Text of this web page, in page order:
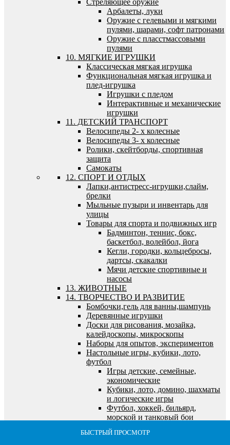
БЫСТРЫЙ ПРОСМОТР
БЫСТРЫЙ ПРОСМОТР
БЫСТРЫЙ ПРОСМОТР
БЫСТРЫЙ ПРОСМОТР
БЫСТРЫЙ ПРОСМОТР
Арбалеты, луки
Оружие с гелевыми и мягкими
пулями, шарами, софт патронами
Оружие с пласстмассовыми
пулями
10. МЯГКИЕ ИГРУШКИ
Классическая мягкая игрушка
Функциональная мягкая игрушка и
плед-игрушка
Игрушки с пледом
Интерактивные и механические
игрушки
11. ДЕТСКИЙ ТРАНСПОРТ
Велосипеды 2- х колесные
Велосипеды 3- х колесные
Ролики, скейтборды, спортивная
защита
Самокаты
12. СПОРТ И ОТДЫХ
Лапки,антистресс-игрушки,слайм,
брелки
Мыльные пузыри и инвентарь для
улицы
Товары для спорта и подвижных игр
Бадминтон, теннис, бокс,
баскетбол, волейбол, йога
Кегли, городки, кольцебросы,
дартсы, скакалки
Мячи детские спортивные и
насосы
13. ЖИВОТНЫЕ
14. ТВОРЧЕСТВО И РАЗВИТИЕ
Бомбочки,гель для ванны,шампунь
Деревянные игрушки
Доски для рисования, мозайка,
калейдоскопы, микроскопы
Наборы для опытов, экспериментов
Настольные игры, кубики, лото,
футбол
Игры детские, семейные,
экономические
Кубики, лото, домино, шахматы
и логические игры
Футбол, хоккей, бильярд,
морской и танковый бои
алмазная мозайка